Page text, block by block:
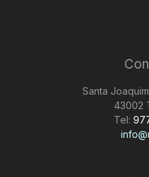
Santa
43002
Tel: